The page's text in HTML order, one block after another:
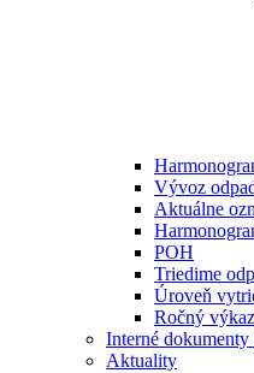
Vývoz
Aktuálne
POH
Triedime
Úroveň
Ročný
Interné dokumenty
Aktuality